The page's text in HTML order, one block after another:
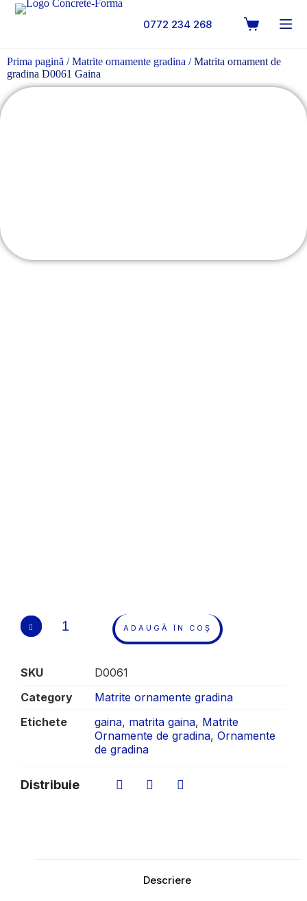
0772 234 268
Prima pagină /Matrite ornamente gradina / Matrita ornament de
gradina D0061 Gaina
ADAUGĂ ÎN COȘ
SKU
D0061
Category
Matrite ornamente gradina
Etichete
gaina, matrita gaina, Matrite
Ornamente de gradina, Ornamente
de gradina
Distribuie
Descriere